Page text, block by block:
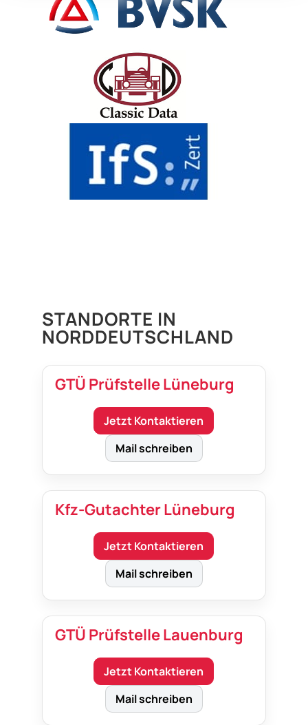
STANDORTE IN
NORDDEUTSCHLAND
GTÜ Prüfstelle Lüneburg
Jetzt Kontaktieren
Mail schreiben
Kfz-Gutachter Lüneburg
Jetzt Kontaktieren
Mail schreiben
GTÜ Prüfstelle Lauenburg
Jetzt Kontaktieren
Mail schreiben